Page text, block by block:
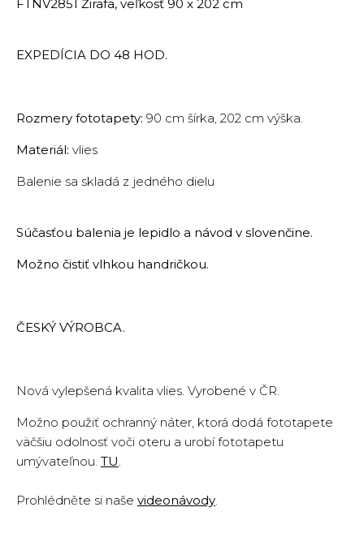
FTNV2851 Žirafa, veľkosť 90 x 202 cm
EXPEDÍCIA DO 48 HOD.
Rozmery fototapety: 90 cm šírka, 202 cm výška.
Materiál: vlies
Balenie sa skladá z jedného dielu
Súčasťou balenia je lepidlo a návod v slovenčine.
Možno čistiť vlhkou handričkou.
ČESKÝ VÝROBCA.
Nová vylepšená kvalita vlies. Vyrobené v ČR.
Možno použiť ochranný náter, ktorá dodá fototapete
väčšiu odolnosť voči oteru a urobí fototapetu
umývateľnou. TU.
Prohlédněte si naše videonávody.